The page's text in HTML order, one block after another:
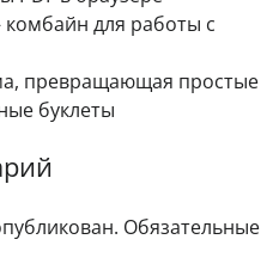
для работы с
превращающая простые
буклеты
Обязательные